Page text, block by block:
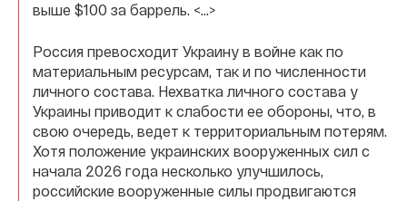
выше $100 за баррель. <…>
Россия превосходит Украину в войне как по
материальным ресурсам, так и по численности
личного состава. Нехватка личного состава у
Украины приводит к слабости ее обороны, что, в
свою очередь, ведет к территориальным потерям.
Хотя положение украинских вооруженных сил с
начала 2026 года несколько улучшилось,
российские вооруженные силы продвигаются